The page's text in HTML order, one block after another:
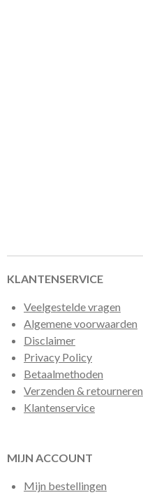
KLANTENSERVICE
Veelgestelde vragen
Algemene voorwaarden
Disclaimer
Privacy Policy
Betaalmethoden
Verzenden & retourneren
Klantenservice
MIJN ACCOUNT
Mijn bestellingen